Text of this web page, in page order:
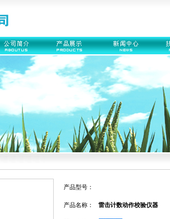
产品型号：
产品名称： 雷击计数动作校验仪器